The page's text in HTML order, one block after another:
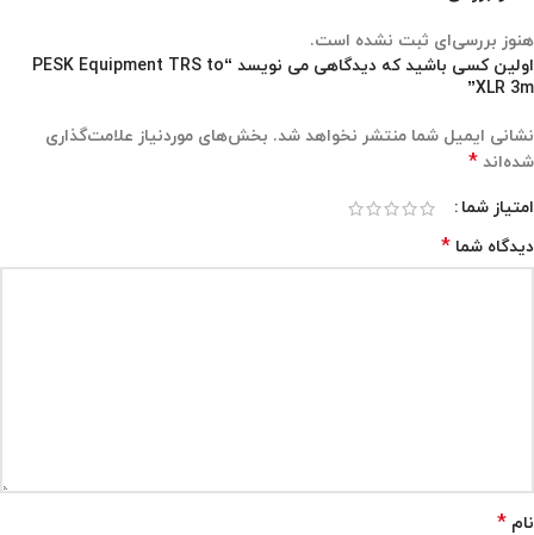
هنوز بررسی‌ای ثبت نشده است.
اولین کسی باشید که دیدگاهی می نویسد “PESK Equipment TRS to
XLR 3m”
نشانی ایمیل شما منتشر نخواهد شد. بخش‌های موردنیاز علامت‌گذاری
شده‌اند *
امتیاز شما
دیدگاه شما *
نام *